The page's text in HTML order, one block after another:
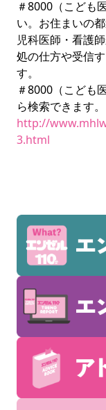
＃8000（こども
い。お住まいの
児科医師・看護
処の仕方や受信
す。
＃8000（こども
ら検索できます。
http://
3.html